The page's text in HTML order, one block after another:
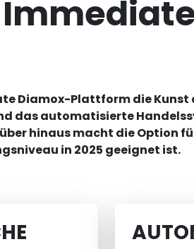
Diamox-Plattform die Kunst
das automatisierte
hinaus macht die Option
in 2025 geeignet ist.